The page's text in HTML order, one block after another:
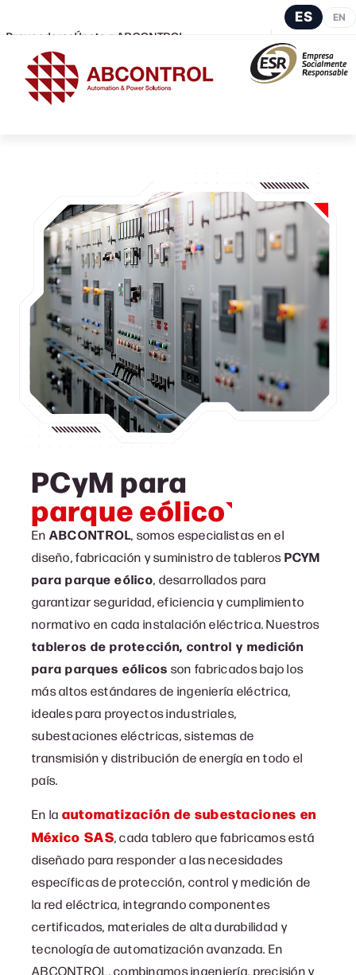
ProveedoresÚnete a ABCONTROL
ES EN
PCyM para
parque eólico
En ABCONTROL, somos especialistas en el
diseño, fabricación y suministro de tablerosPCYM
para parque eólico, desarrollados para
garantizar seguridad, eficiencia y cumplimiento
normativo en cada instalación eléctrica. Nuestros
tableros de protección, control y medición
para parques eólicos son fabricados bajo los
más altos estándares de ingeniería eléctrica,
ideales para proyectos industriales,
subestaciones eléctricas, sistemas de
transmisión y distribución de energía en todo el
país.
En la automatización de subestaciones en
México SAS, cada tablero que fabricamos está
diseñado para responder a las necesidades
específicas de protección, control y medición de
la red eléctrica, integrando componentes
certificados, materiales de alta durabilidad y
tecnología de automatización avanzada. En
ABCONTROL, combinamos ingeniería, precisión y